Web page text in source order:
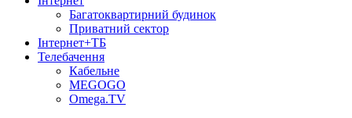
Багатоквартирний будинок
Приватний сектор
Інтернет+ТБ
Телебачення
Кабельне
MEGOGO
Omega.TV